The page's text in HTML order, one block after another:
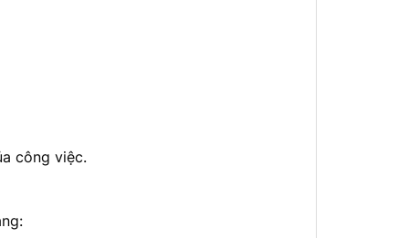
công việc.